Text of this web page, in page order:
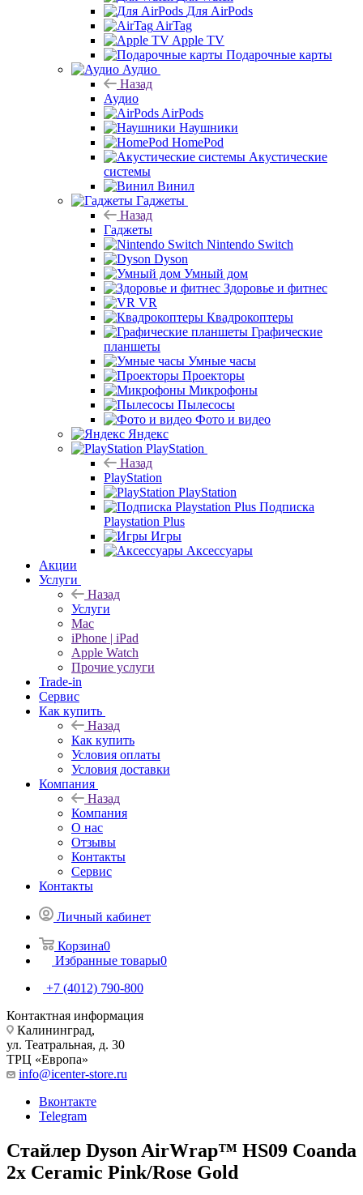
Для AirPods
AirTag
Apple TV
Подарочные карты
Аудио
Назад
Аудио
AirPods
Наушники
HomePod
Акустические
системы
Винил
Гаджеты
Назад
Гаджеты
Nintendo Switch
Dyson
Умный дом
Здоровье и фитнес
VR
Квадрокоптеры
Графические
планшеты
Умные часы
Проекторы
Микрофоны
Пылесосы
Фото и видео
Яндекс
PlayStation
Назад
PlayStation
PlayStation
Подписка
Playstation Plus
Игры
Аксессуары
Акции
Услуги
Назад
Услуги
Mac
iPhone | iPad
Apple Watch
Прочие услуги
Trade-in
Сервис
Как купить
Назад
Как купить
Условия оплаты
Условия доставки
Компания
Назад
Компания
О нас
Отзывы
Контакты
Сервис
Контакты
Личный кабинет
Корзина0
Избранные товары0
+7 (4012) 790-800
Контактная информация
Калининград,
ул. Театральная, д. 30
ТРЦ «Европа»
info@icenter-store.ru
Вконтакте
Telegram
Стайлер Dyson AirWrap™ HS09 Coanda
2x Ceramic Pink/Rose Gold